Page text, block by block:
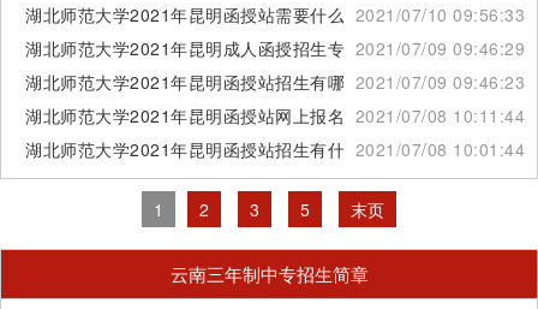
湖北师范大学2021年昆明函授站需要什么手续2021/07/10 09:56:33
湖北师范大学2021年昆明成人函授招生专业设置2021/07/09 09:46:29
湖北师范大学2021年昆明函授站招生有哪些2021/07/09 09:46:23
湖北师范大学2021年昆明函授站网上报名流程2021/07/08 10:11:44
湖北师范大学2021年昆明函授站招生有什么专业2021/07/08 10:01:44
1 2 3 5 末页
云南三年制中专招生简章